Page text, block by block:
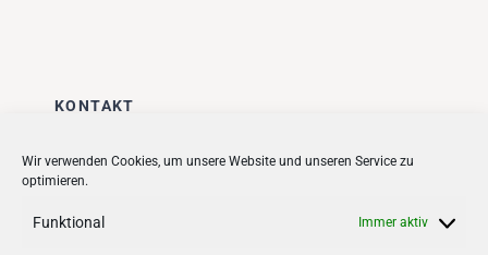
Wir verwenden Cookies, um unsere Website und unseren Service zu
optimieren.
Funktional Immer aktiv
KONTAKT
Stadt + Handel City- und
Quartiersmanagement